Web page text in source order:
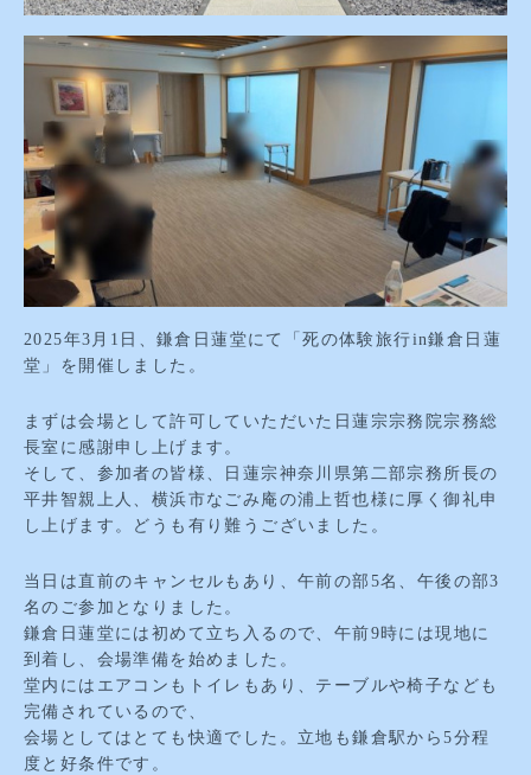
2025年3月1日、鎌倉日蓮堂にて「死の体験旅行in鎌倉日蓮
堂」を開催しました。
まずは会場として許可していただいた日蓮宗宗務院宗務総
長室に感謝申し上げます。
そして、参加者の皆様、日蓮宗神奈川県第二部宗務所長の
平井智親上人、横浜市なごみ庵の浦上哲也様に厚く御礼申
し上げます。どうも有り難うございました。
当日は直前のキャンセルもあり、午前の部5名、午後の部3
名のご参加となりました。
鎌倉日蓮堂には初めて立ち入るので、午前9時には現地に
到着し、会場準備を始めました。
堂内にはエアコンもトイレもあり、テーブルや椅子なども
完備されているので、
会場としてはとても快適でした。立地も鎌倉駅から5分程
度と好条件です。